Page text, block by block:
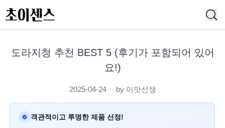
도라지청 추천 BEST 5 (후기가 포함되어 있어
요!)
2025-04-24ㆍ by 이맛선생
객관적이고 투명한 제품 선정!